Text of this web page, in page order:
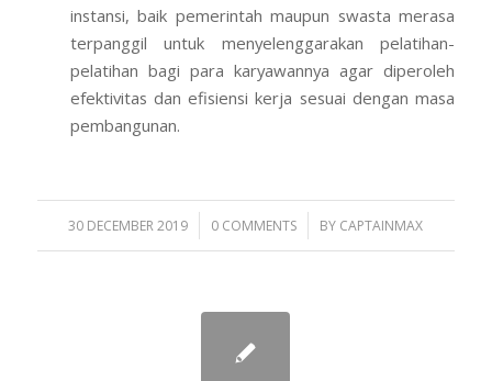
instansi, baik pemerintah maupun swasta merasa
terpanggil untuk menyelenggarakan pelatihan-
pelatihan bagi para karyawannya agar diperoleh
efektivitas dan efisiensi kerja sesuai dengan masa
pembangunan.
30 DECEMBER 2019
/ 0 COMMENTS
/ BY CAPTAINMAX